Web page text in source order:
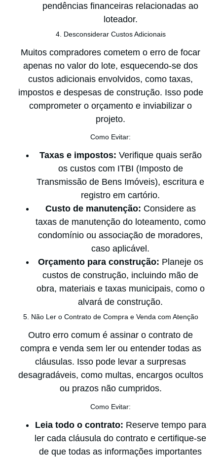
pendências financeiras relacionadas ao
loteador.
4. Desconsiderar Custos Adicionais
Muitos compradores cometem o erro de focar
apenas no valor do lote, esquecendo-se dos
custos adicionais envolvidos, como taxas,
impostos e despesas de construção. Isso pode
comprometer o orçamento e inviabilizar o
projeto.
Como Evitar:
Taxas e impostos: Verifique quais serão
os custos com ITBI (Imposto de
Transmissão de Bens Imóveis), escritura e
registro em cartório.
Custo de manutenção: Considere as
taxas de manutenção do loteamento, como
condomínio ou associação de moradores,
caso aplicável.
Orçamento para construção: Planeje os
custos de construção, incluindo mão de
obra, materiais e taxas municipais, como o
alvará de construção.
5. Não Ler o Contrato de Compra e Venda com Atenção
Outro erro comum é assinar o contrato de
compra e venda sem ler ou entender todas as
cláusulas. Isso pode levar a surpresas
desagradáveis, como multas, encargos ocultos
ou prazos não cumpridos.
Como Evitar:
Leia todo o contrato: Reserve tempo para
ler cada cláusula do contrato e certifique-se
de que todas as informações importantes